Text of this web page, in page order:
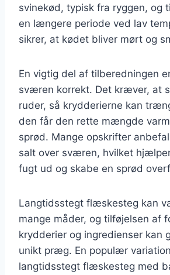
svinekød, typisk fra ryggen, og
en længere periode ved lav
sikrer, at kødet bliver mørt og
En vigtig del af tilberedningen
sværen korrekt. Det kræver, at
ruder, så krydderierne kan
den får den rette mængde
sprød. Mange opskrifter
salt over sværen, hvilket
fugt ud og skabe en sprød
Langtidsstegt flæskesteg kan
mange måder, og tilføjelsen af
krydderier og ingredienser kan
unikt præg. En populær
langtidsstegt flæskesteg med